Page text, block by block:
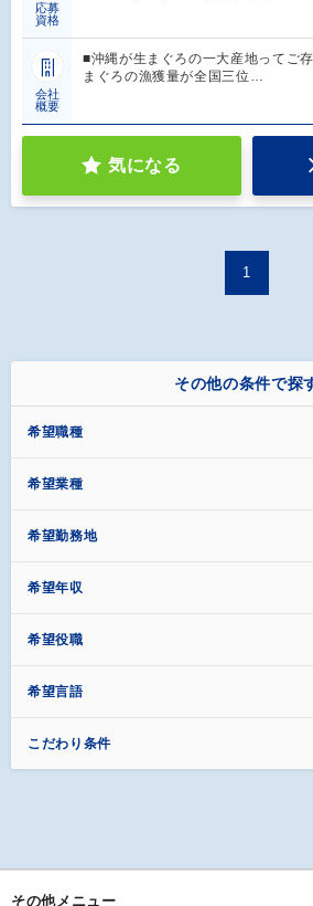
応募
資格
会社
概要
■沖縄が生まぐろの一大産地ってご
まぐろの漁獲量が全国三位…
気になる
1
その他の条件で探
希望職種
希望業種
希望勤務地
希望年収
希望役職
希望言語
こだわり条件
その他メニュー